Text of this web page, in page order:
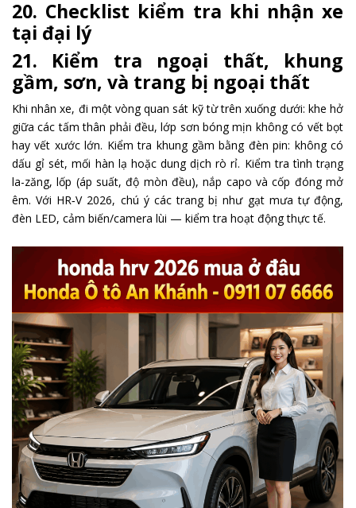
20. Checklist kiểm tra khi nhận xe
tại đại lý
21. Kiểm tra ngoại thất, khung
gầm, sơn, và trang bị ngoại thất
Khi nhân xe, đi một vòng quan sát kỹ từ trên xuống dưới: khe hở
giữa các tấm thân phải đều, lớp sơn bóng mịn không có vết bọt
hay vết xước lớn. Kiểm tra khung gầm bằng đèn pin: không có
dấu gỉ sét, mối hàn lạ hoặc dung dịch rò rỉ. Kiểm tra tình trạng
la-zăng, lốp (áp suất, độ mòn đều), nắp capo và cốp đóng mở
êm. Với HR‑V 2026, chú ý các trang bị như gạt mưa tự động,
đèn LED, cảm biến/camera lùi — kiểm tra hoạt động thực tế.